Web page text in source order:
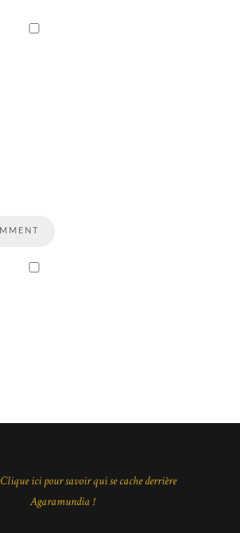
ici pour savoir qui se cache derrière
Agaramundia !